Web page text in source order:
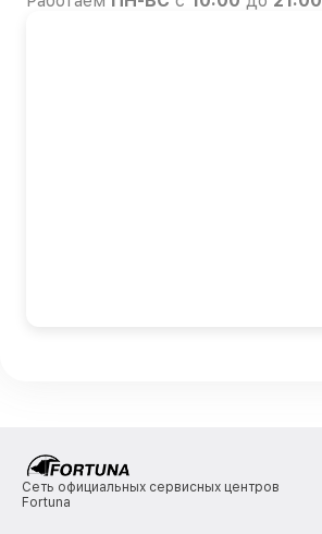
Сеть официальных сервисных центров
Fortuna